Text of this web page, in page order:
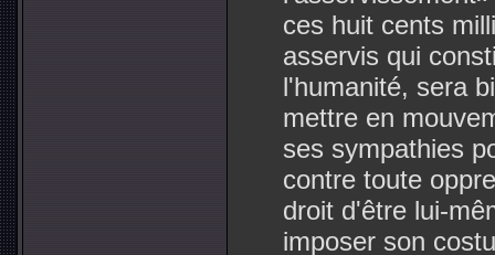
ces huit cents
asservis qui
l'humanité, sera
mettre en
ses sympathies
contre toute
droit d'être lui-
imposer son